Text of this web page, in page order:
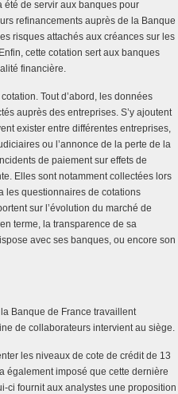
été de servir aux banques pour
refinancements auprès de la Banque
risques attachés aux créances sur les
cette cotation sert aux banques
financière.
Tout d’abord, les données
auprès des entreprises. S’y ajoutent
exister entre différentes entreprises,
ou l’annonce de la perte de la
de paiement sur effets de
Elles sont notamment collectées lors
les questionnaires de cotations
sur l’évolution du marché de
terme, la transparence de sa
avec ses banques, ou encore son
Banque de France travaillent
de collaborateurs intervient au siège.
les niveaux de cote de crédit de 13
également imposé que cette dernière
ci fournit aux analystes une proposition